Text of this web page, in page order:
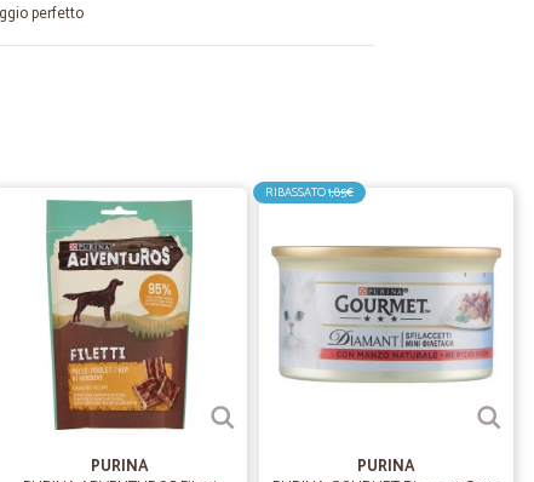
perfetto
ottimi ed ottimi prezzi
09/02/2023
e rapidissima, tutto bene
articoli che, in una città piccola come Aosta, non
PURINA
RIBASSATO1,85€
PURINA